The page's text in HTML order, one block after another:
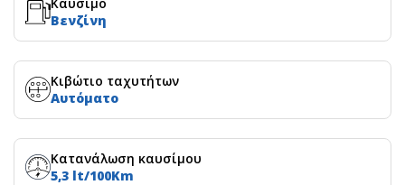
Βενζίνη
Κιβώτιο ταχυτήτων
Αυτόματο
Κατανάλωση καυσίμου
5,3 lt/100Km